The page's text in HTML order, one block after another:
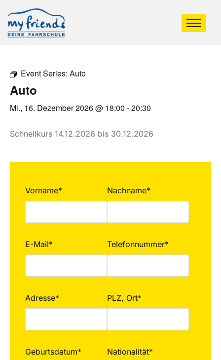
Event Series: Auto
Auto
Mi., 16. Dezember 2026 @ 18:00 -20:30
Schnellkurs 14.12.2026 bis 30.12.2026
Vorname* Nachname*
E-Mail* Telefonnummer*
Adresse* PLZ, Ort*
Geburtsdatum* Nationalität*